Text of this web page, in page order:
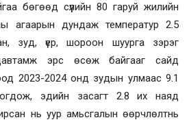
бөгөөд сүүлийн 80 гаруй жилийн
агаарын дундаж температур 2.5
зуд, үер, шороон шуурга зэрэг
эрс өсөж байгааг сайд
2023-2024 онд зудын улмаас 9.1
эдийн засагт 2.8 их наяд
нь уур амьсгалын өөрчлөлтнь